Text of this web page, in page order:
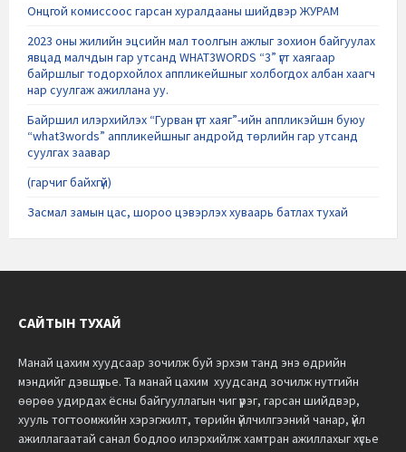
Онцгой комиссоос гарсан хуралдааны шийдвэр ЖУРАМ
2023 оны жилийн эцсийн мал тоолгын ажлыг зохион байгуулах
явцад малчдын гар утсанд WHAT3WORDS “3” үгт хаягаар
байршлыг тодорхойлох аппликейшныг холбогдох албан хаагч
нар суулгаж ажиллана уу.
Байршил илэрхийлэх “Гурван үгт хаяг”-ийн аппликэйшн буюу
“what3words” аппликейшныг андройд төрлийн гар утсанд
суулгах заавар
(гарчиг байхгүй)
Засмал замын цас, шороо цэвэрлэх хуваарь батлах тухай
САЙТЫН ТУХАЙ
Манай цахим хуудсаар зочилж буй эрхэм танд энэ өдрийн
мэндийг дэвшүүлье. Та манай цахим хуудсанд зочилж нутгийн
өөрөө удирдах ёсны байгууллагын чиг үүрэг, гарсан шийдвэр,
хууль тогтоомжийн хэрэгжилт, төрийн үйлчилгээний чанар, үйл
ажиллагаатай санал бодлоо илэрхийлж хамтран ажиллахыг хүсье